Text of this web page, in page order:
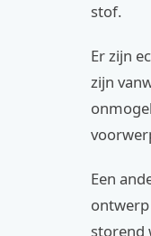
stof.
Er zijn
zijn
Een
storend